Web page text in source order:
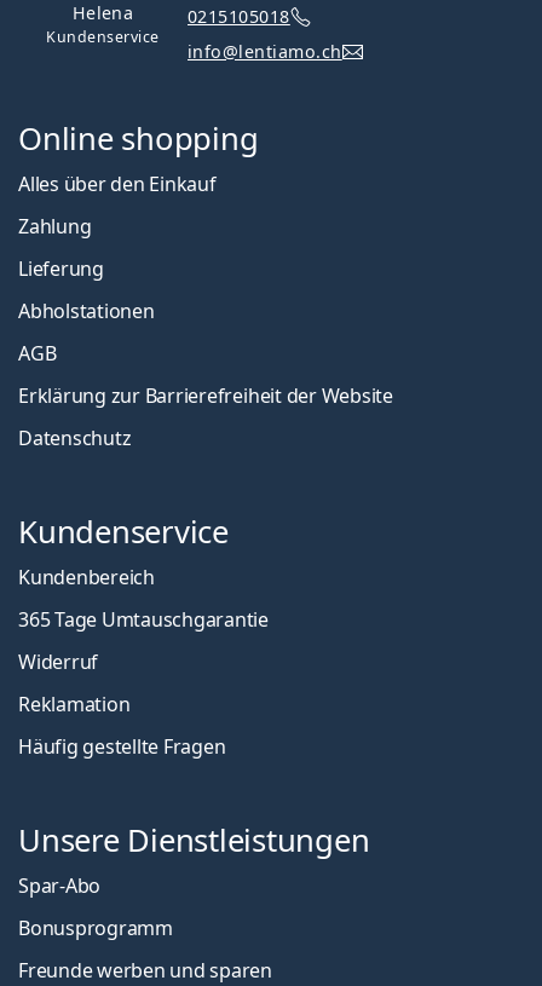
Helena
Kundenservice
0215105018
info@lentiamo.ch
Online shopping
Alles über den Einkauf
Zahlung
Lieferung
Abholstationen
AGB
Erklärung zur Barrierefreiheit der Website
Datenschutz
Kundenservice
Kundenbereich
365 Tage Umtauschgarantie
Widerruf
Reklamation
Häufig gestellte Fragen
Unsere Dienstleistungen
Spar-Abo
Bonusprogramm
Freunde werben und sparen